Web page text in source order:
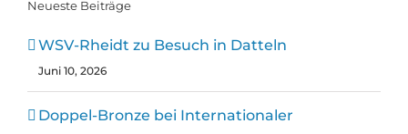
Neueste Beiträge
WSV-Rheidt zu Besuch in Datteln
Juni 10, 2026
Doppel-Bronze bei Internationaler